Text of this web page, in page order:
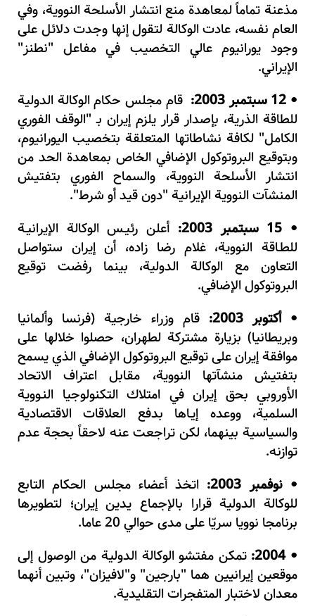
مذعنة تماماً لمعاهدة منع انتشار الأسلحة النووية، وفي
العام نفسه، عادت الوكالة لتقول إنها وجدت دلائل على
وجود يورانيوم عالي التخصيب في مفاعل "نطنز"
الإيراني.
• 12 سبتمبر 2003:
قام مجلس حكام الوكالة الدولية
للطاقة الذرية، بإصدار قرار يلزم إيران بـ "الوقف الفوري
الكامل" لكافة نشاطاتها المتعلقة بتخصيب اليورانيوم،
وبتوقيع البروتوكول الإضافي الخاص بمعاهدة الحد من
انتشار الأسلحة النووية، والسماح الفوري بتفتيش
المنشآت النووية الإيرانية "دون قيد أو شرط".
• 15 سبتمبر 2003:
أعلن رئيـس الوكالة الإيرانيـة
للطـاقة النووية، غلام رضا زاده، أن إيران ستواصل
التعاون مع الوكالة الدولية، بينما رفضت توقيع
البروتوكول الإضافي.
•أكتوبر 2003:
قام وزراء خارجية (فرنسا وألمانيا
وبريطانيا) بزيارة مشتركة لطهران، حصلوا خلالها على
موافقة إيران على توقيع البروتوكول الإضافي الذي يسمح
بتفتيش منشآتها النووية، مقابل اعتراف الاتحاد
الأوروبي بحق إيران في امتلاك التكنولوجيا النـووية
السلمية، ووعده إيـاها بدفع العلاقات الاقتصادية
والسياسية بينهما، لكن تراجعت عنه لاحقاً بحجة عدم
توازنه.
•نوفمبر 2003:
اتخذ أعضاء مجلس الحكام التابع
للوكالة الدولية قرارا بالإجماع يدين إيران؛ لتطويرها
برنامجا نوويا سريّا على مدى حوالي 20 عاما.
•
2004: تمكن مفتشو الوكالة الدولية من الوصول إلى
موقعين إيرانيين هما "بارجين" و"لافيزان"، وتبين أنهما
معدان لاختبار المتفجرات التقليدية.